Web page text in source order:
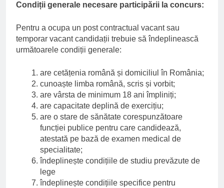
Condiții generale necesare participării la concurs:
Pentru a ocupa un post contractual vacant sau
temporar vacant candidații trebuie să îndeplinească
următoarele condiții generale:
are cetățenia română și domiciliul în România;
cunoaște limba română, scris și vorbit;
are vârsta de minimum 18 ani împliniți;
are capacitate deplină de exercițiu;
are o stare de sănătate corespunzătoare
funcției publice pentru care candidează,
atestată pe bază de examen medical de
specialitate;
îndeplinește condițiile de studiu prevăzute de
lege
îndeplinește condițiile specifice pentru